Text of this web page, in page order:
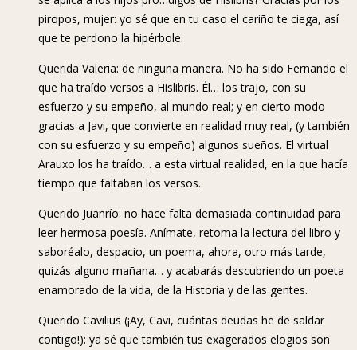
piropos, mujer: yo sé que en tu caso el cariño te ciega, así
que te perdono la hipérbole.
Querida Valeria: de ninguna manera. No ha sido Fernando el
que ha traído versos a Hislibris. Él… los trajo, con su
esfuerzo y su empeño, al mundo real; y en cierto modo
gracias a Javi, que convierte en realidad muy real, (y también
con su esfuerzo y su empeño) algunos sueños. El virtual
Arauxo los ha traído… a esta virtual realidad, en la que hacía
tiempo que faltaban los versos.
Querido Juanrío: no hace falta demasiada continuidad para
leer hermosa poesía. Anímate, retoma la lectura del libro y
saboréalo, despacio, un poema, ahora, otro más tarde,
quizás alguno mañana… y acabarás descubriendo un poeta
enamorado de la vida, de la Historia y de las gentes.
Querido Cavilius (¡Ay, Cavi, cuántas deudas he de saldar
contigo!): ya sé que también tus exagerados elogios son